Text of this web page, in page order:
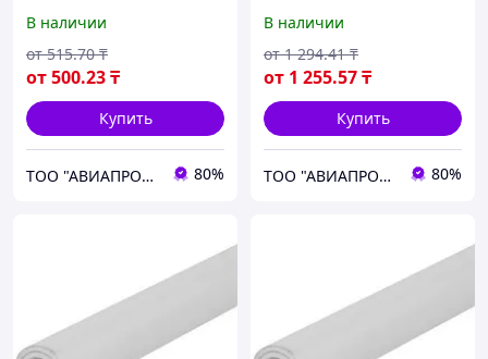
500 мм
В наличии
от500.23₸
от 515.70 ₸
Купить
ТОО "АВИАПРОМСТАЛЬ" 80%
1000 мм
В наличии
от 1 255.57₸
от 1 294.41 ₸
Купить
ТОО "АВИАПРОМСТАЛЬ" 80%